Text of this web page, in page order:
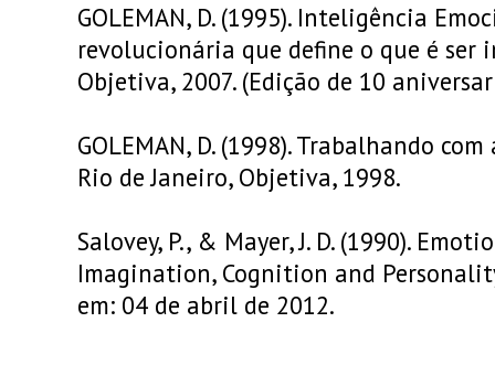
GOLEMAN, D. (1995). Inteligência
revolucionária que define o que é ser
Objetiva, 2007. (Edição de 10
GOLEMAN, D. (1998). Trabalhando
Rio de Janeiro, Objetiva, 1998.
Salovey, P., & Mayer, J. D. (1990).
Imagination, Cognition and
em: 04 de abril de 2012.